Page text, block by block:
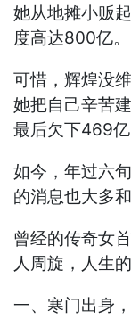
她从地摊小贩
度高达800亿。
可惜，辉煌没
她把自己辛苦
最后欠下469亿
如今，年过六
的消息也大多和
曾经的传奇女
人周旋，人生
一、寒门出身